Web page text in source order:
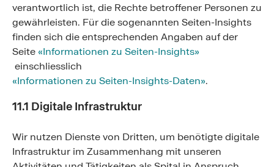
verantwortlich ist, die Rechte betroffener Personen zu
gewährleisten. Für die sogenannten Seiten-Insights
finden sich die entsprechenden Angaben auf der
Seite «Informationen zu Seiten-Insights»
einschliesslich
«Informationen zu Seiten-Insights-Daten».
11.1 Digitale Infrastruktur
Wir nutzen Dienste von Dritten, um benötigte digitale
Infrastruktur im Zusammenhang mit unseren